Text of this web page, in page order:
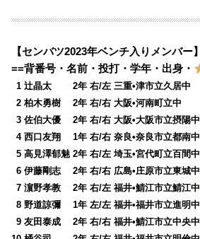
【センバツ2023年ベンチ入りメンバー】
==背番号・名前・投打・学年・出身・
01 辻晶太 2年 右/左 三重•津市立久居中
02 柏木勇樹 2年 右/右 大阪•河南町立中
03 佐伯大優 2年 右/右 大阪•大阪市立摂陽中
04 西口友翔 1年 右/右 奈良•奈良市立都南中
05 高見澤郁魅 2年 右/左 埼玉•宮代町立百間中
06 伊藤剛志 2年 右/右 広島•庄原市立東城中
07 濵野孝教 2年 右/左 福井•鯖江市立鯖江中
08 野道諒彌 1年 左/左 福井•福井市立進明中
09 友田泰成 2年 右/右 福井•鯖江市立中央中